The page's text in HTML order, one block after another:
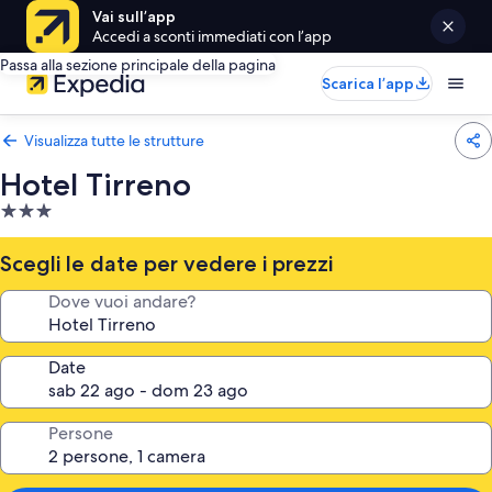
Vai sull’app
Accedi a sconti immediati con l’app
Passa alla sezione principale della pagina
Scarica l’app
Visualizza tutte le strutture
Hotel Tirreno
Struttura
a
3.0
stelle
Scegli le date per vedere i prezzi
Dove vuoi andare?
Date
Persone